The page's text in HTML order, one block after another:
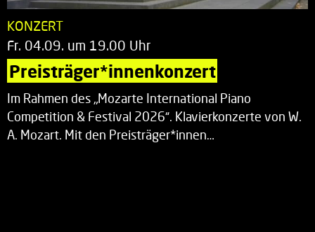
KONZERT
Fr. 04.09. um 19.00 Uhr
Preisträger*innenkonzert
Im Rahmen des „Mozarte International Piano
Competition & Festival 2026“. Klavierkonzerte von W.
A. Mozart. Mit den Preisträger*innen…